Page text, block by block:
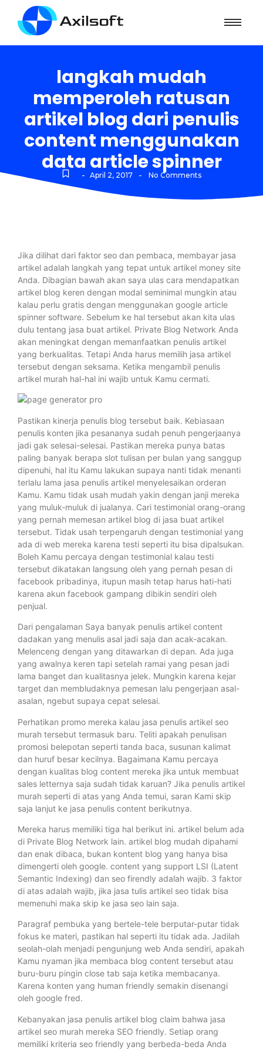
langkah mudah
memperoleh ratusan
artikel blog dari penulis
content menggunakan
data article spinner
- April 2, 2017 - No Comments
Jika dilihat dari faktor seo dan pembaca, membayar jasa
artikel adalah langkah yang tepat untuk artikel money site
Anda. Dibagian bawah akan saya ulas cara mendapatkan
artikel blog keren dengan modal seminimal mungkin atau
kalau perlu gratis dengan menggunakan google article
spinner software. Sebelum ke hal tersebut akan kita ulas
dulu tentang jasa buat artikel. Private Blog Network Anda
akan meningkat dengan memanfaatkan penulis artikel
yang berkualitas. Tetapi Anda harus memilih jasa artikel
tersebut dengan seksama. Ketika mengambil penulis
artikel murah hal-hal ini wajib untuk Kamu cermati.
Pastikan kinerja penulis blog tersebut baik. Kebiasaan
penulis konten jika pesananya sudah penuh pengerjaanya
jadi gak selesai-selesai. Pastikan mereka punya batas
paling banyak berapa slot tulisan per bulan yang sanggup
dipenuhi, hal itu Kamu lakukan supaya nanti tidak menanti
terlalu lama jasa penulis artikel menyelesaikan orderan
Kamu. Kamu tidak usah mudah yakin dengan janji mereka
yang muluk-muluk di jualanya. Cari testimonial orang-orang
yang pernah memesan artikel blog di jasa buat artikel
tersebut. Tidak usah terpengaruh dengan testimonial yang
ada di web mereka karena testi seperti itu bisa dipalsukan.
Boleh Kamu percaya dengan testimonial kalau testi
tersebut dikatakan langsung oleh yang pernah pesan di
facebook pribadinya, itupun masih tetap harus hati-hati
karena akun facebook gampang dibikin sendiri oleh
penjual.
Dari pengalaman Saya banyak penulis artikel content
dadakan yang menulis asal jadi saja dan acak-acakan.
Melenceng dengan yang ditawarkan di depan. Ada juga
yang awalnya keren tapi setelah ramai yang pesan jadi
lama banget dan kualitasnya jelek. Mungkin karena kejar
target dan membludaknya pemesan lalu pengerjaan asal-
asalan, ngebut supaya cepat selesai.
Perhatikan promo mereka kalau jasa penulis artikel seo
murah tersebut termasuk baru. Teliti apakah penulisan
promosi belepotan seperti tanda baca, susunan kalimat
dan huruf besar kecilnya. Bagaimana Kamu percaya
dengan kualitas blog content mereka jika untuk membuat
sales letternya saja sudah tidak karuan? Jika penulis artikel
murah seperti di atas yang Anda temui, saran Kami skip
saja lanjut ke jasa penulis content berikutnya.
Mereka harus memiliki tiga hal berikut ini. artikel belum ada
di Private Blog Network lain. artikel blog mudah dipahami
dan enak dibaca, bukan kontent blog yang hanya bisa
dimengerti oleh google. content yang support LSI (Latent
Semantic Indexing) dan seo firendly adalah wajib. 3 faktor
di atas adalah wajib, jika jasa tulis artikel seo tidak bisa
memenuhi maka skip ke jasa seo lain saja.
Paragraf pembuka yang bertele-tele berputar-putar tidak
fokus ke materi, pastikan hal seperti itu tidak ada. Jadilah
seolah-olah menjadi pengunjung web Anda sendiri, apakah
Kamu nyaman jika membaca blog content tersebut atau
buru-buru pingin close tab saja ketika membacanya.
Karena konten yang human friendly semakin disenangi
oleh google fred.
Kebanyakan jasa penulis artikel blog claim bahwa jasa
artikel seo murah mereka SEO friendly. Setiap orang
memiliki kriteria seo friendly yang berbeda-beda Anda